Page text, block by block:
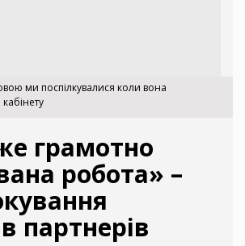
ми поспілкувалися коли вона
грамотно
робота» –
партнерів